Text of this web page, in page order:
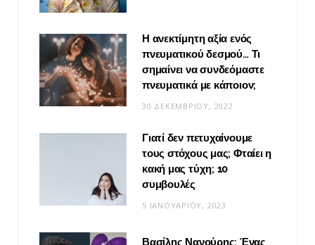
Η ανεκτίμητη αξία ενός
πνευματικού δεσμού… Τι
σημαίνει να συνδεόμαστε
πνευματικά με κάποιον;
30 ΔΕΚΕΜΒΡΊΟΥ, 2022
Γιατί δεν πετυχαίνουμε
τους στόχους μας; Φταίει η
κακή μας τύχη; 10
συμβουλές
5 ΙΑΝΟΥΑΡΊΟΥ, 2023
Βασίλης Νανούρης: Ένας